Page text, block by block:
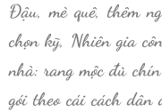
Đậu, mè quê, thêm
chọn kỹ, Nhiên gia
nhà: rang mộc đủ
gói theo cái cách